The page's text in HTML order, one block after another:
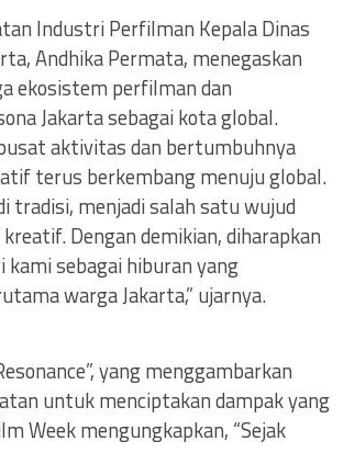
Industri Perfilman Kepala Dinas
Andhika Permata, menegaskan
ekosistem perfilman dan
Jakarta sebagai kota global.
aktivitas dan bertumbuhnya
terus berkembang menuju global.
tradisi, menjadi salah satu wujud
Dengan demikian, diharapkan
sebagai hiburan yang
warga Jakarta,” ujarnya.
yang menggambarkan
untuk menciptakan dampak yang
Week mengungkapkan, “Sejak